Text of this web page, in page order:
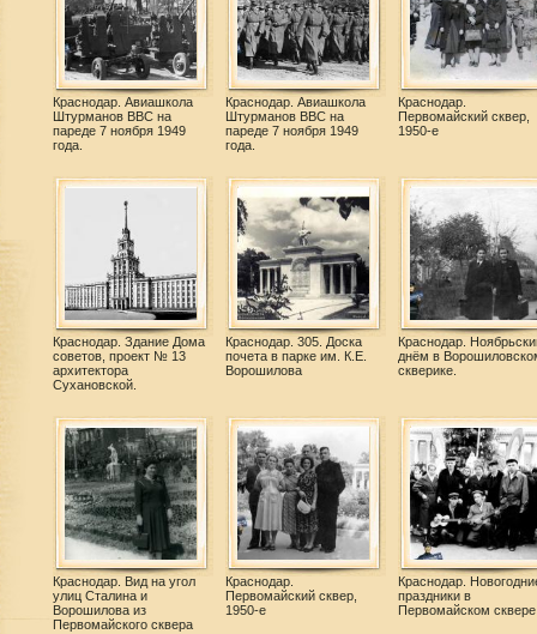
Краснодар. Авиашкола
Штурманов ВВС на
пареде 7 ноября 1949
года.
Краснодар. Авиашкола
Штурманов ВВС на
пареде 7 ноября 1949
года.
Краснодар.
Первомайский сквер,
1950-е
Краснодар. Здание Дома
советов, проект № 13
архитектора
Сухановской.
Краснодар. 305. Доска
почета в парке им. К.Е.
Ворошилова
Краснодар.
днём в
скверике.
Краснодар. Вид на угол
улиц Сталина и
Ворошилова из
Первомайского сквера
Краснодар.
Первомайский сквер,
1950-е
Краснодар.
праздники в
Первомайском сквере